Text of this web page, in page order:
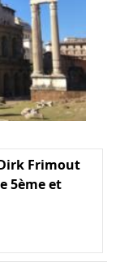
Frimout
5ème et